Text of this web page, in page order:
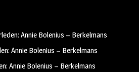
Annie Bolenius – Berkelmans
Annie Bolenius – Berkelmans
Annie Bolenius – Berkelmans